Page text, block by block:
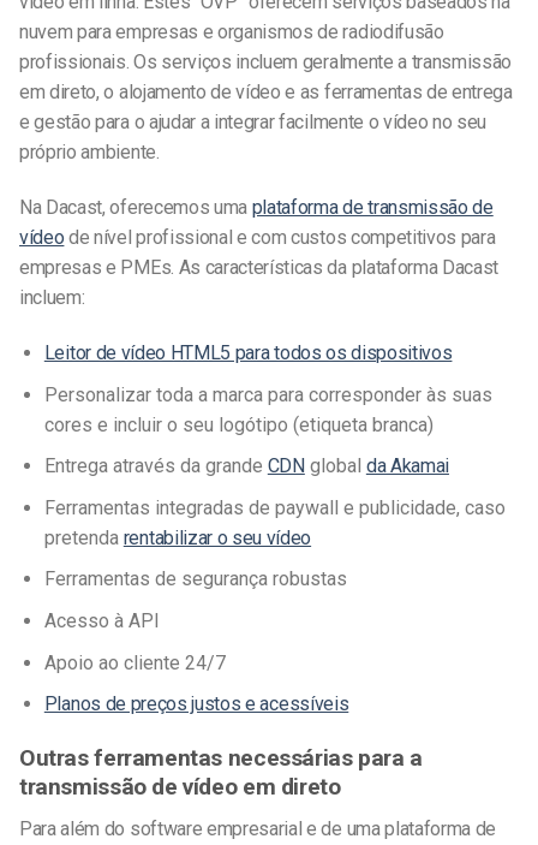
nuvem para empresas e organismos de radiodifusão
profissionais. Os serviços incluem geralmente a transmissão
em direto, o alojamento de vídeo e as ferramentas de entrega
e gestão para o ajudar a integrar facilmente o vídeo no seu
próprio ambiente.
Na Dacast, oferecemos uma plataforma de transmissão de
vídeo de nível profissional e com custos competitivos para
empresas e PMEs. As características da plataforma Dacast
incluem:
Leitor de vídeo HTML5 para todos os dispositivos
Personalizar toda a marca para corresponder às suas
cores e incluir o seu logótipo (etiqueta branca)
Entrega através da grande CDN global da Akamai
Ferramentas integradas de paywall e publicidade, caso
pretenda rentabilizar o seu vídeo
Ferramentas de segurança robustas
Acesso à API
Apoio ao cliente 24/7
Planos de preços justos e acessíveis
Outras ferramentas necessárias para a
transmissão de vídeo em direto
Para além do software empresarial e de uma plataforma de